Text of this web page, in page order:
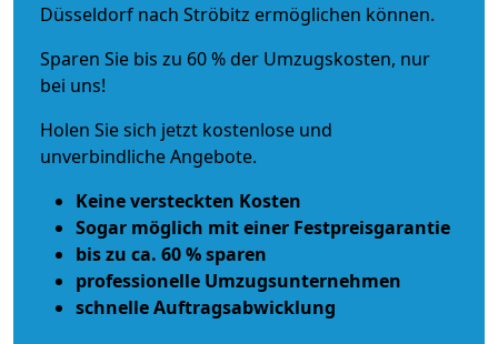
Düsseldorf nach Ströbitz ermöglichen können.
Sparen Sie bis zu 60 % der Umzugskosten, nur
bei uns!
Holen Sie sich jetzt kostenlose und
unverbindliche Angebote.
Keine versteckten Kosten
Sogar möglich mit einer Festpreisgarantie
bis zu ca. 60 % sparen
professionelle Umzugsunternehmen
schnelle Auftragsabwicklung